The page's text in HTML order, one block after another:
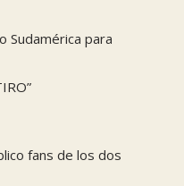
Sudamérica para
fans de los dos